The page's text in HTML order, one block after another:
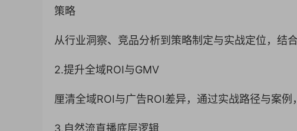
策略
从行业洞察、竞品分析到策略制定与实战定位，结
2.提升全域ROI与GMV
厘清全域ROI与广告ROI差异，通过实战路径与案例
3.自然流直播底层逻辑